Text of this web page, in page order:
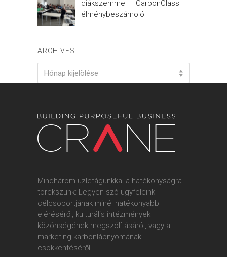
diákszemmel – CarbonClass
élménybeszámoló
ARCHIVES
Archives
Hónap kijelölése
Mindhárom üzletágunkkal a hatékonyságra
törekszünk: Legyen szó ügyfeleink
célcsoportjának minél hatékonyabb
eléréséről, kulturális intézmények
közönségének megszólításáról, vagy a
marketing karbonlábnyomának
csökkentéséről.